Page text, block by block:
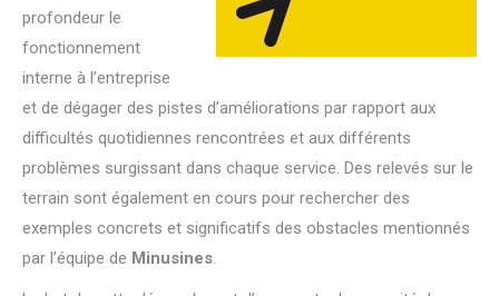
profondeur le
fonctionnement
interne à l’entreprise
et de dégager des pistes d’améliorations par rapport aux
difficultés quotidiennes rencontrées et aux différents
problèmes surgissant dans chaque service. Des relevés sur le
terrain sont également en cours pour rechercher des
exemples concrets et significatifs des obstacles mentionnés
par l’équipe de Minusines.